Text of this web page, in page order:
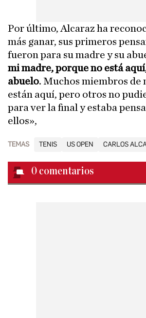
Por último, Alcaraz ha
más ganar, sus primeros
fueron para su madre y su
mi madre, porque no está
abuelo. Muchos miembros de
están aquí, pero otros no
para ver la final y estaba
ellos»,
TEMAS TENIS US OPEN CARLOS
0 comentarios